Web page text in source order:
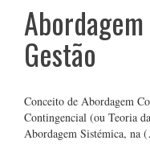
Gestão
Conceito de Abordagem
Contingencial (ou Teoria
Abordagem Sistémica, na